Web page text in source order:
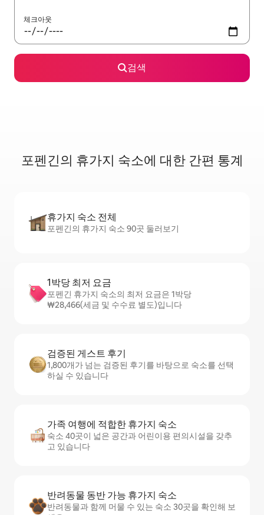
체크아웃
검색
포펜긴의 휴가지 숙소에 대한 간편 통계
휴가지 숙소 전체
포펜긴의 휴가지 숙소 90곳 둘러보기
1박당 최저 요금
포펜긴 휴가지 숙소의 최저 요금은 1박당
₩28,466(세금 및 수수료 별도)입니다
검증된 게스트 후기
1,800개가 넘는 검증된 후기를 바탕으로 숙소를 선택
하실 수 있습니다
가족 여행에 적합한 휴가지 숙소
숙소 40곳이 넓은 공간과 어린이용 편의시설을 갖추
고 있습니다
반려동물 동반 가능 휴가지 숙소
반려동물과 함께 머물 수 있는 숙소 30곳을 확인해 보